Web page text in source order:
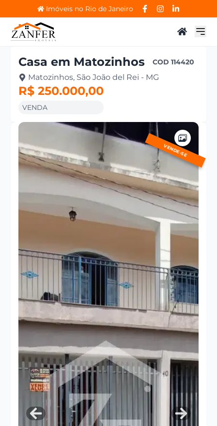
Imóveis no Rio de Janeiro
Casa em Matozinhos COD114420
Matozinhos, São João del Rei - MG
R$ 250.000,00
VENDA
VENDE-SE